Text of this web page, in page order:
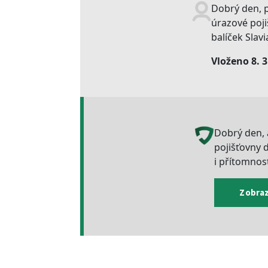
Dobrý den,
úrazové
balíček
Vloženo 8.
Dobrý den,
pojišťovny
i